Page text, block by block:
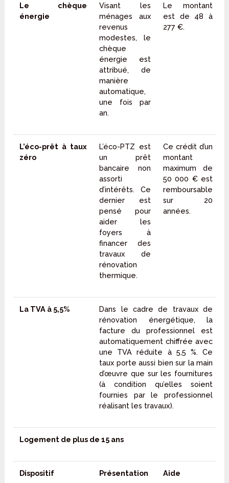
Le chèque
énergie
Visant les
ménages aux
revenus
modestes, le
chèque
énergie est
attribué, de
manière
automatique,
une fois par
an.
Le montant
est de 48 à
277 €.
L’éco-prêt à taux
zéro
L’éco-PTZ est
un prêt
bancaire non
assorti
d’intérêts. Ce
dernier est
pensé pour
aider les
foyers à
financer des
travaux de
rénovation
thermique.
Ce crédit d’un
montant
maximum de
50 000 € est
remboursable
sur 20
années.
La TVA à 5,5%
Dans le cadre de travaux de
rénovation énergétique, la
facture du professionnel est
automatiquement chiffrée avec
une TVA réduite à 5,5 %. Ce
taux porte aussi bien sur la main
d’œuvre que sur les fournitures
(à condition qu’elles soient
fournies par le professionnel
réalisant les travaux).
Logement de plus de 15 ans
Dispositif Présentation Aide